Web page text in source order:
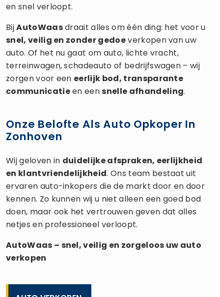
en snel verloopt.
BijAutoWaasdraait alles om één ding: het voor u
snel, veilig en zonder gedoeverkopen van uw
auto. Of het nu gaat om auto, lichte vracht,
terreinwagen, schadeauto of bedrijfswagen – wij
zorgen voor een eerlijk bod, transparante
communicatieen eensnelle afhandeling.
Onze Belofte Als Auto Opkoper In
Zonhoven
Wij geloven in duidelijke afspraken, eerlijkheid
en klantvriendelijkheid. Ons team bestaat uit
ervaren auto-inkopers die de markt door en door
kennen. Zo kunnen wij u niet alleen een goed bod
doen, maar ook het vertrouwen geven dat alles
netjes en professioneel verloopt.
AutoWaas – snel, veilig en zorgeloos uw auto
verkopen